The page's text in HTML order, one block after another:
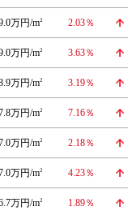
万円/m2 2.03％
万円/m2 3.63％
万円/m2 3.19％
万円/m2 7.16％
万円/m2 2.18％
万円/m2 4.23％
万円/m2 1.89％